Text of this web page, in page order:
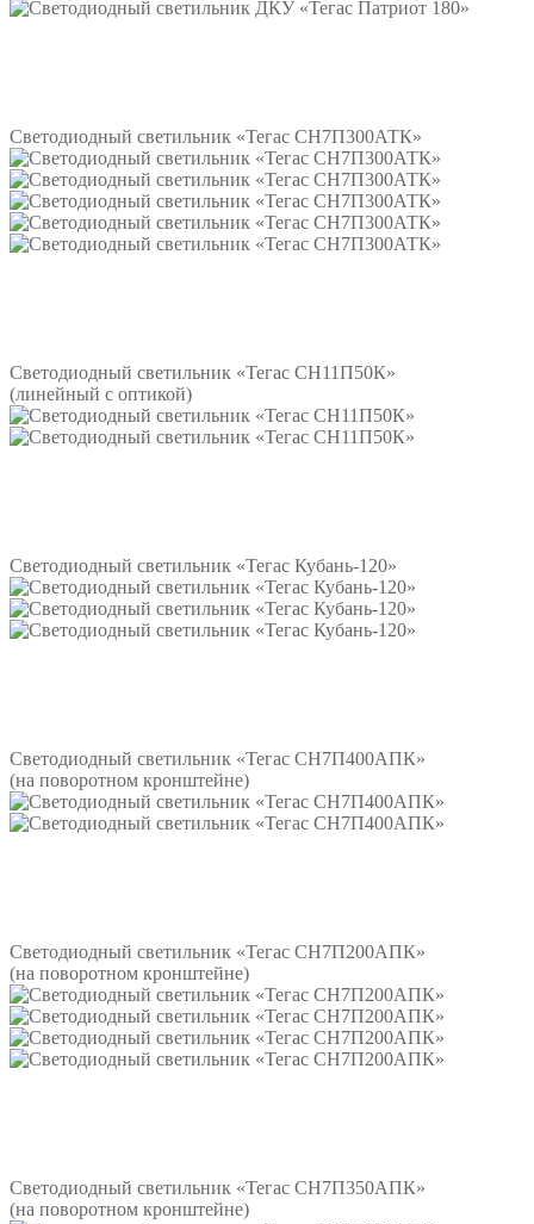
Светодиодный светильник «Тегас СН7П300АТК»
Светодиодный светильник «Тегас СН11П50К»
(линейный с оптикой)
Светодиодный светильник «Тегас Кубань-120»
Светодиодный светильник «Тегас СН7П400АПК»
(на поворотном кронштейне)
Светодиодный светильник «Тегас СН7П200АПК»
(на поворотном кронштейне)
Светодиодный светильник «Тегас СН7П350АПК»
(на поворотном кронштейне)